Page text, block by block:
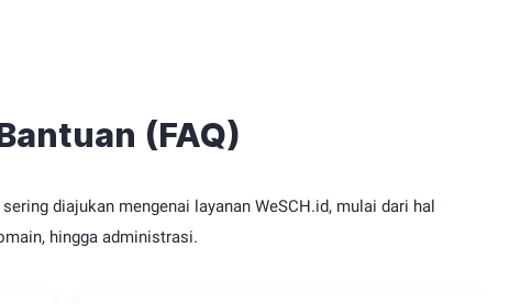
(FAQ)
diajukan mengenai layanan WeSCH.id, mulai dari hal
hingga administrasi.